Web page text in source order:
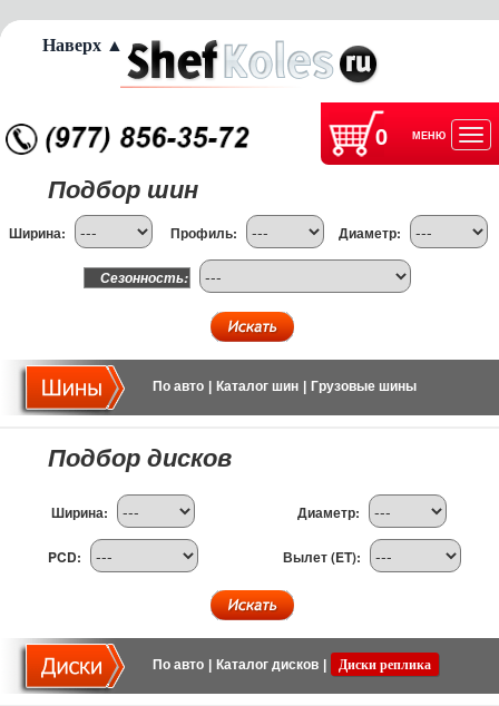
0 МЕНЮ
Подбор шин
Ширина: Профиль: Диаметр:
Сезонность:
По авто Каталог шин Грузовые шины
Подбор дисков
Ширина: Диаметр:
PCD: Вылет (ET):
По авто Каталог дисков Диски реплика
Наверх ▲